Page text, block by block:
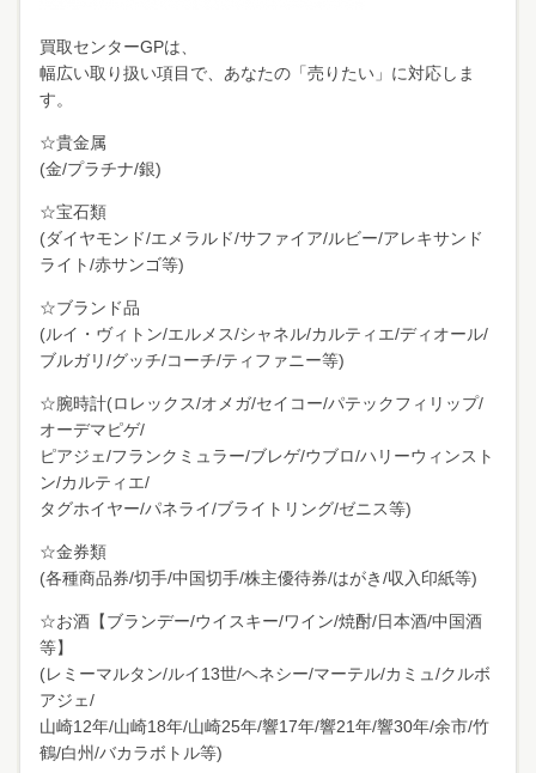
買取センターGPは、
幅広い取り扱い項目で、あなたの「売りたい」に対応しま
す。
☆貴金属
(金/プラチナ/銀)
☆宝石類
(ダイヤモンド/エメラルド/サファイア/ルビー/アレキサンド
ライト/赤サンゴ等)
☆ブランド品
(ルイ・ヴィトン/エルメス/シャネル/カルティエ/ディオール/
ブルガリ/グッチ/コーチ/ティファニー等)
☆腕時計(ロレックス/オメガ/セイコー/パテックフィリップ/
オーデマピゲ/
ピアジェ/フランクミュラー/ブレゲ/ウブロ/ハリーウィンスト
ン/カルティエ/
タグホイヤー/パネライ/ブライトリング/ゼニス等)
☆金券類
(各種商品券/切手/中国切手/株主優待券/はがき/収入印紙等)
☆お酒【ブランデー/ウイスキー/ワイン/焼酎/日本酒/中国酒
等】
(レミーマルタン/ルイ13世/ヘネシー/マーテル/カミュ/クルボ
アジェ/
山崎12年/山崎18年/山崎25年/響17年/響21年/響30年/余市/竹
鶴/白州/バカラボトル等)